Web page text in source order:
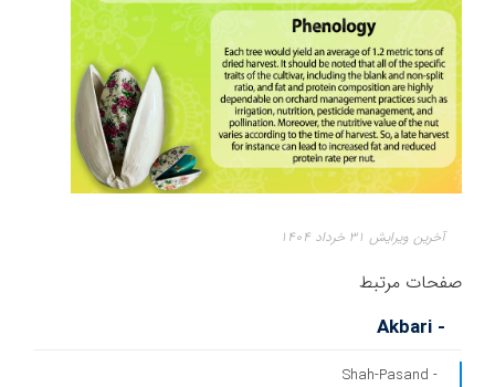
آخرین ویرایش ۳۱ خرداد ۱۴۰۴
صفحات مرتبط
- Akbari
- Shah-Pasand